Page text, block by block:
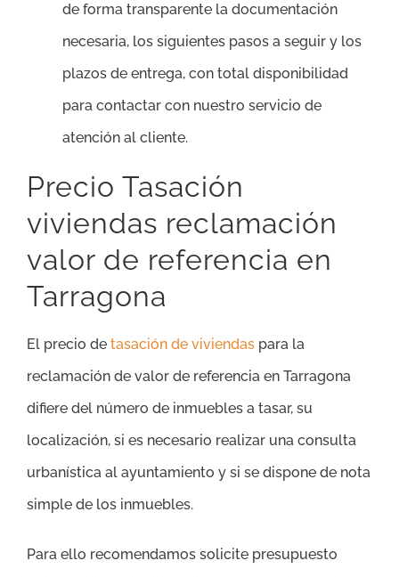
de forma transparente la documentación
necesaria, los siguientes pasos a seguir y los
plazos de entrega, con total disponibilidad
para contactar con nuestro servicio de
atención al cliente.
Precio Tasación
viviendas reclamación
valor de referencia en
Tarragona
El precio de tasación de viviendas para la
reclamación de valor de referencia en Tarragona
difiere del número de inmuebles a tasar, su
localización, si es necesario realizar una consulta
urbanística al ayuntamiento y si se dispone de nota
simple de los inmuebles.
Para ello recomendamos solicite presupuesto